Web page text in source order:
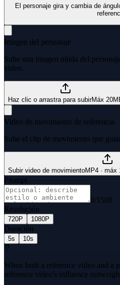
El personaje gira y cambia de
Imagen del personaje
Sube una imagen nítida del
video.
Haz clic o arrastra para subirMáx
Video de movimiento de referencia
Sube el clip de movimiento que
Subir video de movimientoMP4 · máx
Prompt
0/1500
Resolución
720P 1080P
Duración
5s 10s
When both a reference video and a
reference video's influence